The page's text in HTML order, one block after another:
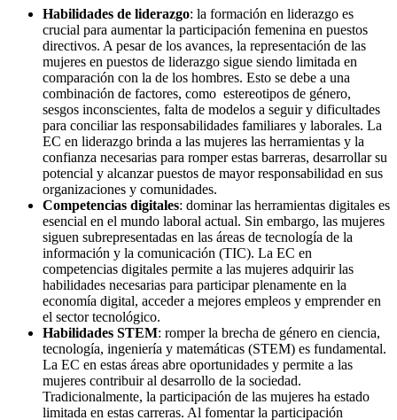
Habilidades de liderazgo: la formación en liderazgo es
crucial para aumentar la participación femenina en puestos
directivos. A pesar de los avances, la representación de las
mujeres en puestos de liderazgo sigue siendo limitada en
comparación con la de los hombres. Esto se debe a una
combinación de factores, como estereotipos de género,
sesgos inconscientes, falta de modelos a seguir y dificultades
para conciliar las responsabilidades familiares y laborales. La
EC en liderazgo brinda a las mujeres las herramientas y la
confianza necesarias para romper estas barreras, desarrollar su
potencial y alcanzar puestos de mayor responsabilidad en sus
organizaciones y comunidades.
Competencias digitales: dominar las herramientas digitales es
esencial en el mundo laboral actual. Sin embargo, las mujeres
siguen subrepresentadas en las áreas de tecnología de la
información y la comunicación (TIC). La EC en
competencias digitales permite a las mujeres adquirir las
habilidades necesarias para participar plenamente en la
economía digital, acceder a mejores empleos y emprender en
el sector tecnológico.
Habilidades STEM: romper la brecha de género en ciencia,
tecnología, ingeniería y matemáticas (STEM) es fundamental.
La EC en estas áreas abre oportunidades y permite a las
mujeres contribuir al desarrollo de la sociedad.
Tradicionalmente, la participación de las mujeres ha estado
limitada en estas carreras. Al fomentar la participación